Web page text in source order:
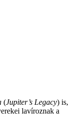
(Jupiter’s Legacy) is,
lavíroznak a